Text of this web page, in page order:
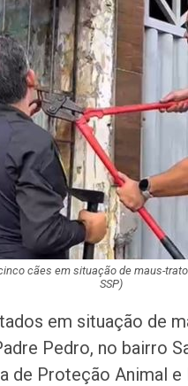
cães em situação de maus-
SSP)
em situação de
Pedro, no bairro
de Proteção Animal